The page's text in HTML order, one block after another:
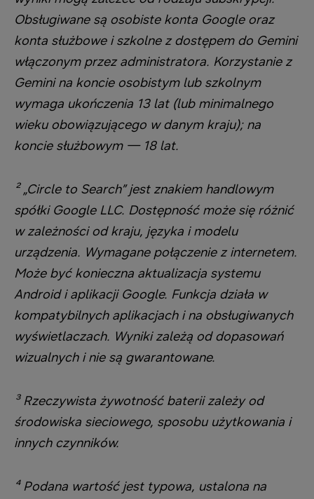
Obsługiwane są osobiste konta Google oraz
konta służbowe i szkolne z dostępem do Gemini
włączonym przez administratora. Korzystanie z
Gemini na koncie osobistym lub szkolnym
wymaga ukończenia 13 lat (lub minimalnego
wieku obowiązującego w danym kraju); na
koncie służbowym — 18 lat.
² „Circle to Search” jest znakiem handlowym
spółki Google LLC. Dostępność może się różnić
w zależności od kraju, języka i modelu
urządzenia. Wymagane połączenie z internetem.
Może być konieczna aktualizacja systemu
Android i aplikacji Google. Funkcja działa w
kompatybilnych aplikacjach i na obsługiwanych
wyświetlaczach. Wyniki zależą od dopasowań
wizualnych i nie są gwarantowane.
³ Rzeczywista żywotność baterii zależy od
środowiska sieciowego, sposobu użytkowania i
innych czynników.
⁴ Podana wartość jest typowa, ustalona na